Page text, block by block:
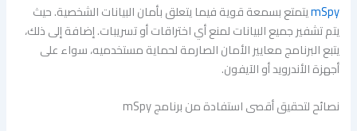
mSpyيتمتع بسمعة قوية فيما يتعلق بأمان البيانات الشخصية. حيث
يتم تشفير جميع البيانات لمنع أي اختراقات أو تسريبات. إضافة إلى ذلك،
يتبع البرنامج معايير الأمان الصارمة لحماية مستخدميه، سواء على
أجهزة الأندرويد أو الآيفون.
نصائح لتحقيق أقصى استفادة من برنامج mSpy